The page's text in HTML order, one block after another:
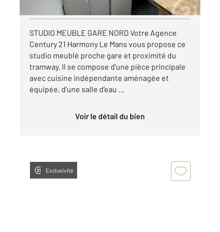
Visiter le site dédié
STUDIO MEUBLE GARE NORD Votre Agence
Century 21 Harmony Le Mans vous propose ce
studio meublé proche gare et proximité du
tramway. Il se compose d'une pièce principale
avec cuisine indépendante aménagée et
équipée, d'une salle d'eau ...
Voir le détail du bien
Exclusivité